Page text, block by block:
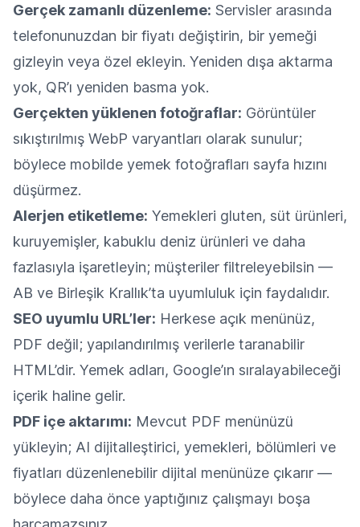
Gerçek zamanlı düzenleme: Servisler arasında
telefonunuzdan bir fiyatı değiştirin, bir yemeği
gizleyin veya özel ekleyin. Yeniden dışa aktarma
yok, QR’ı yeniden basma yok.
Gerçekten yüklenen fotoğraflar: Görüntüler
sıkıştırılmış WebP varyantları olarak sunulur;
böylece mobilde yemek fotoğrafları sayfa hızını
düşürmez.
Alerjen etiketleme: Yemekleri gluten, süt ürünleri,
kuruyemişler, kabuklu deniz ürünleri ve daha
fazlasıyla işaretleyin; müşteriler filtreleyebilsin —
AB ve Birleşik Krallık’ta uyumluluk için faydalıdır.
SEO uyumlu URL’ler: Herkese açık menünüz,
PDF değil; yapılandırılmış verilerle taranabilir
HTML’dir. Yemek adları, Google’ın sıralayabileceği
içerik haline gelir.
PDF içe aktarımı: Mevcut PDF menünüzü
yükleyin; AI dijitalleştirici, yemekleri, bölümleri ve
fiyatları düzenlenebilir dijital menünüze çıkarır —
böylece daha önce yaptığınız çalışmayı boşa